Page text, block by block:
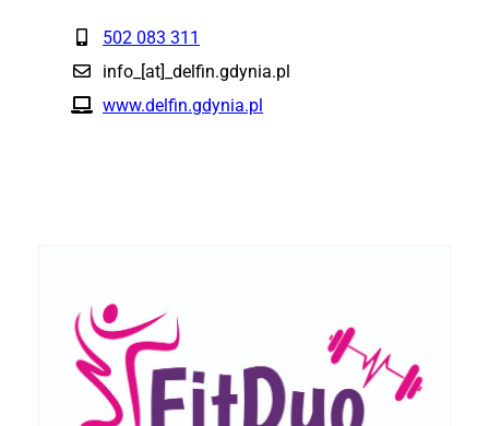
502 083 311
info_[at]_delfin.gdynia.pl
www.delfin.gdynia.pl